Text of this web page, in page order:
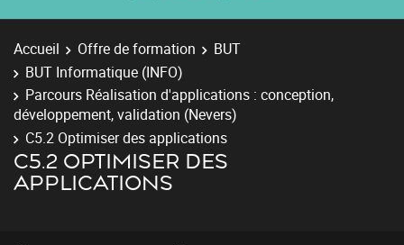
Accueil Offre de formation
BUT
BUT Informatique (INFO)
Parcours Réalisation d'applications : conception,
développement, validation (Nevers)
C5.2 Optimiser des applications
C5.2 OPTIMISER DES
APPLICATIONS